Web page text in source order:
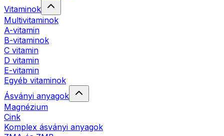
Vitaminok
Multivitaminok
A-vitamin
B-vitaminok
C vitamin
D vitamin
E-vitamin
Egyéb vitaminok
Ásványi anyagok
Magnézium
Cink
Komplex ásványi anyagok